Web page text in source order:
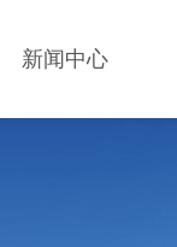
新闻中心